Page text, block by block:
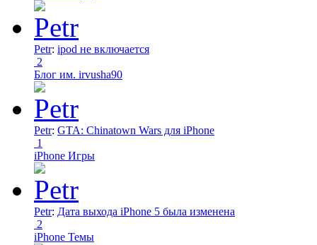
Petr: ipod не включается
2
Блог им. irvusha90
Petr: GTA: Chinatown Wars для iPhone
1
iPhone Игры
Petr: Дата выхода iPhone 5 была изменена
2
iPhone Темы